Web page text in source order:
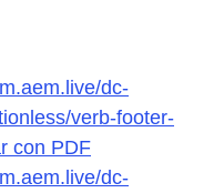
dc-
verb-footer-
con PDF
dc-